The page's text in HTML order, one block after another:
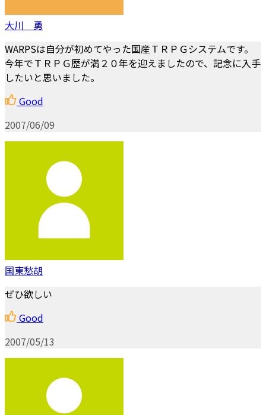
大川 勇
WARPSは自分が初めてやった国産ＴＲＰＧシステムです。
今年でＴＲＰＧ歴が満２０年を迎えましたので、記念に入手
したいと思いました。
Good
2007/06/09
国東愁胡
ぜひ欲しい
Good
2007/05/13